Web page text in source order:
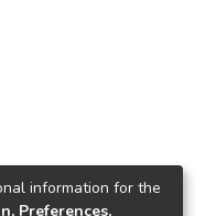
information for the
Preferences,